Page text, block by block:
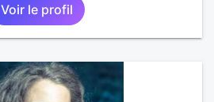
Voir le profil